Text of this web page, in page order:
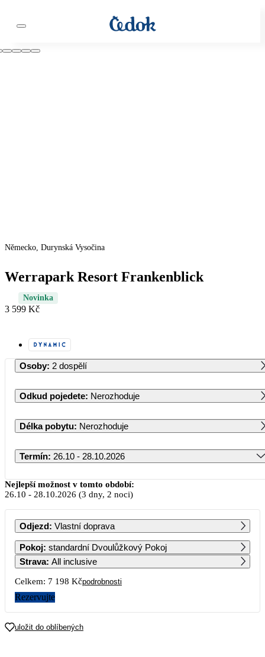
Německo, Durynská Vysočina
Werrapark Resort Frankenblick
Novinka
3 599 Kč
Osoby: 2 dospělí
Odkud pojedete: Nerozhoduje
Délka pobytu: Nerozhoduje
Termín: 26.10 - 28.10.2026
Říjen 2026
PO ÚT ST ČT PÁ SO NE
1
3 749
2
3 749
3 4
5
3 749
6
3 749
7
3 749
8 9 10 11
12
4 259 4 259 4 259 4 259 4 259 4 259 4 259
19 20
Nejlepší možnost v tomto období:
26.10 - 28.10.2026 (3 dny, 2 noci)
Odjezd: Vlastní doprava
Pokoj: standardní Dvoulůžkový Pokoj
Strava: All inclusive
Celkem: 7 198 Kčpodrobnosti
Rezervujte
uložit do oblíbených